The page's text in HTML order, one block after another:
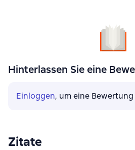
Hinterlassen Sie eine
Einloggen, um eine
Zitate